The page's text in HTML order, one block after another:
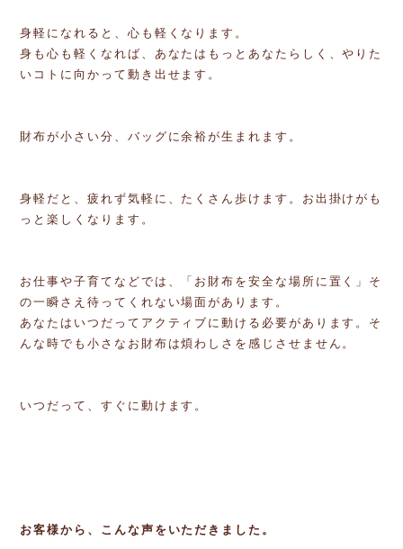
身軽になれると、心も軽くなります。
身も心も軽くなれば、あなたはもっとあなたらしく、やりた
いコトに向かって動き出せます。
財布が小さい分、バッグに余裕が生まれます。
身軽だと、疲れず気軽に、たくさん歩けます。お出掛けがも
っと楽しくなります。
お仕事や子育てなどでは、「お財布を安全な場所に置く」そ
の一瞬さえ待ってくれない場面があります。
あなたはいつだってアクティブに動ける必要があります。そ
んな時でも小さなお財布は煩わしさを感じさせません。
いつだって、すぐに動けます。
お客様から、こんな声をいただきました。